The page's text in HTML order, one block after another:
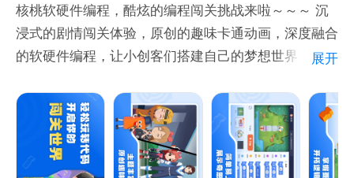
核桃软硬件编程，酷炫的编程闯关挑战来啦～～～ 沉
浸式的剧情闯关体验，原创的趣味卡通动画，深度融合
的软硬件编程，让小创客们搭建自己的梦想世界，充分
展开